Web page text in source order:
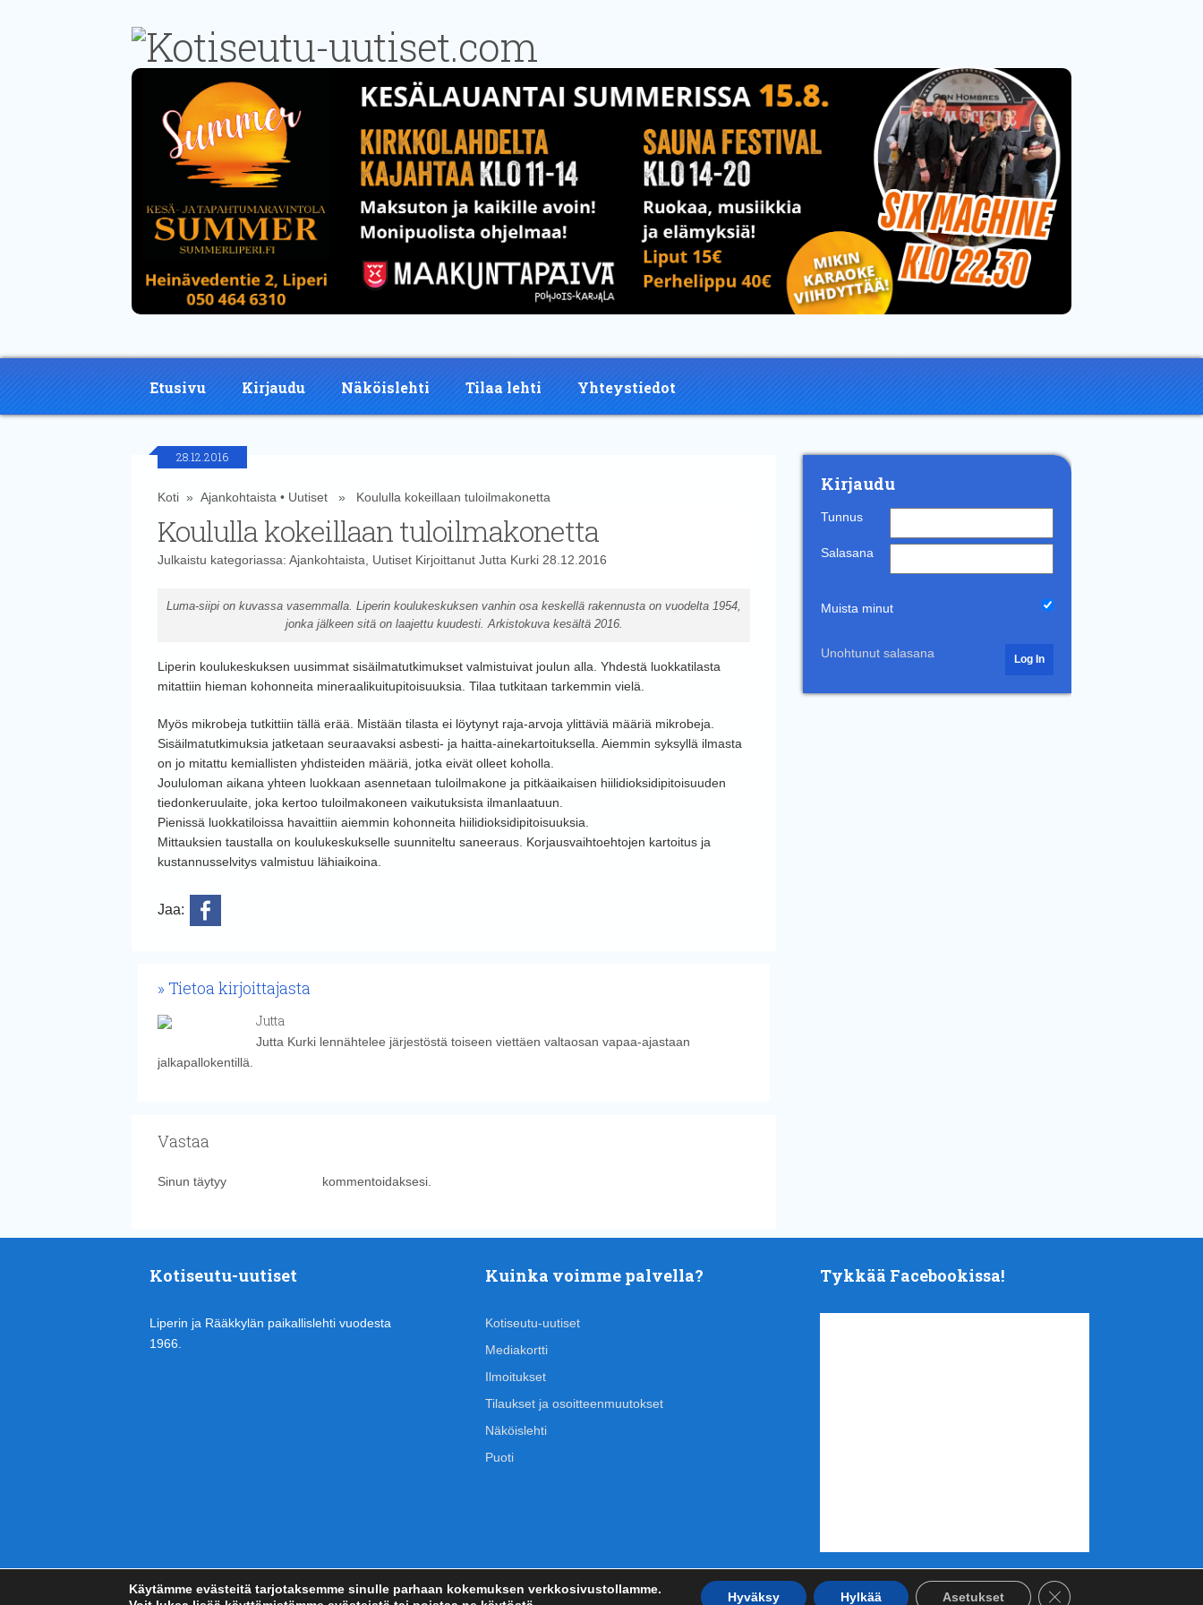
Etusivu Kirjaudu Näköislehti Tilaa lehti Yhteystiedot
28.12.2016
Koti» Ajankohtaista • Uutiset» Koululla kokeillaan tuloilmakonetta
Koululla kokeillaan tuloilmakonetta
Julkaistu kategoriassa: Ajankohtaista UutisetKirjoittanut Jutta Kurki28.12.2016
Luma-siipi on kuvassa vasemmalla. Liperin koulukeskuksen vanhin osa keskellä rakennusta on vuodelta 1954,
jonka jälkeen sitä on laajettu kuudesti. Arkistokuva kesältä 2016.
Liperin koulukeskuksen uusimmat sisäilmatutkimukset valmistuivat joulun alla. Yhdestä luokkatilasta
mitattiin hieman kohonneita mineraalikuitupitoisuuksia. Tilaa tutkitaan tarkemmin vielä.
Myös mikrobeja tutkittiin tällä erää. Mistään tilasta ei löytynyt raja-arvoja ylittäviä määriä mikrobeja.
Sisäilmatutkimuksia jatketaan seuraavaksi asbesti- ja haitta-ainekartoituksella. Aiemmin syksyllä ilmasta
on jo mitattu kemiallisten yhdisteiden määriä, jotka eivät olleet koholla.
Joululoman aikana yhteen luokkaan asennetaan tuloilmakone ja pitkäaikaisen hiilidioksidipitoisuuden
tiedonkeruulaite, joka kertoo tuloilmakoneen vaikutuksista ilmanlaatuun.
Pienissä luokkatiloissa havaittiin aiemmin kohonneita hiilidioksidipitoisuuksia.
Mittauksien taustalla on koulukeskukselle suunniteltu saneeraus. Korjausvaihtoehtojen kartoitus ja
kustannusselvitys valmistuu lähiaikoina.
Jaa:
Tietoa kirjoittajasta
Jutta
Jutta Kurki lennähtelee järjestöstä toiseen viettäen valtaosan vapaa-ajastaan
jalkapallokentillä.
Vastaa
Sinun täytyy kommentoidaksesi.
Kirjaudu
Tunnus
Salasana
Muista minut
Unohtunut salasana
Kotiseutu-uutiset
Liperin ja Rääkkylän paikallislehti vuodesta
1966.
Kuinka voimme palvella?
Kotiseutu-uutiset
Mediakortti
Ilmoitukset
Tilaukset ja osoitteenmuutokset
Näköislehti
Puoti
Tykkää Facebookissa!
Käytämme evästeitä tarjotaksemme sinulle parhaan kokemuksen verkkosivustollamme.
Hyväksy Hylkää Asetukset Sulje evästebanneri